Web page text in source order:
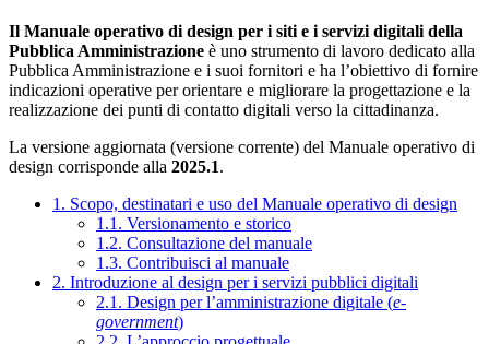
Il Manuale operativo di design per i siti e i servizi digitali della
Pubblica Amministrazione è uno strumento di lavoro dedicato alla
Pubblica Amministrazione e i suoi fornitori e ha l’obiettivo di fornire
indicazioni operative per orientare e migliorare la progettazione e la
realizzazione dei punti di contatto digitali verso la cittadinanza.
La versione aggiornata (versione corrente) del Manuale operativo di
design corrisponde alla 2025.1.
1. Scopo, destinatari e uso del Manuale operativo di design
1.1. Versionamento e storico
1.2. Consultazione del manuale
1.3. Contribuisci al manuale
2. Introduzione al design per i servizi pubblici digitali
2.1. Design per l’amministrazione digitale (e-
government)